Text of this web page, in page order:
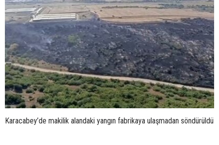
Karacabey’de makilik alandaki yangın fabrikaya ulaşmadan söndürüldü